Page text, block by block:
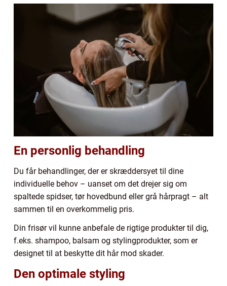
En personlig behandling
Du får behandlinger, der er skræddersyet til dine
individuelle behov – uanset om det drejer sig om
spaltede spidser, tør hovedbund eller grå hårpragt – alt
sammen til en overkommelig pris.
Din frisør vil kunne anbefale de rigtige produkter til dig,
f.eks. shampoo, balsam og stylingprodukter, som er
designet til at beskytte dit hår mod skader.
Den optimale styling